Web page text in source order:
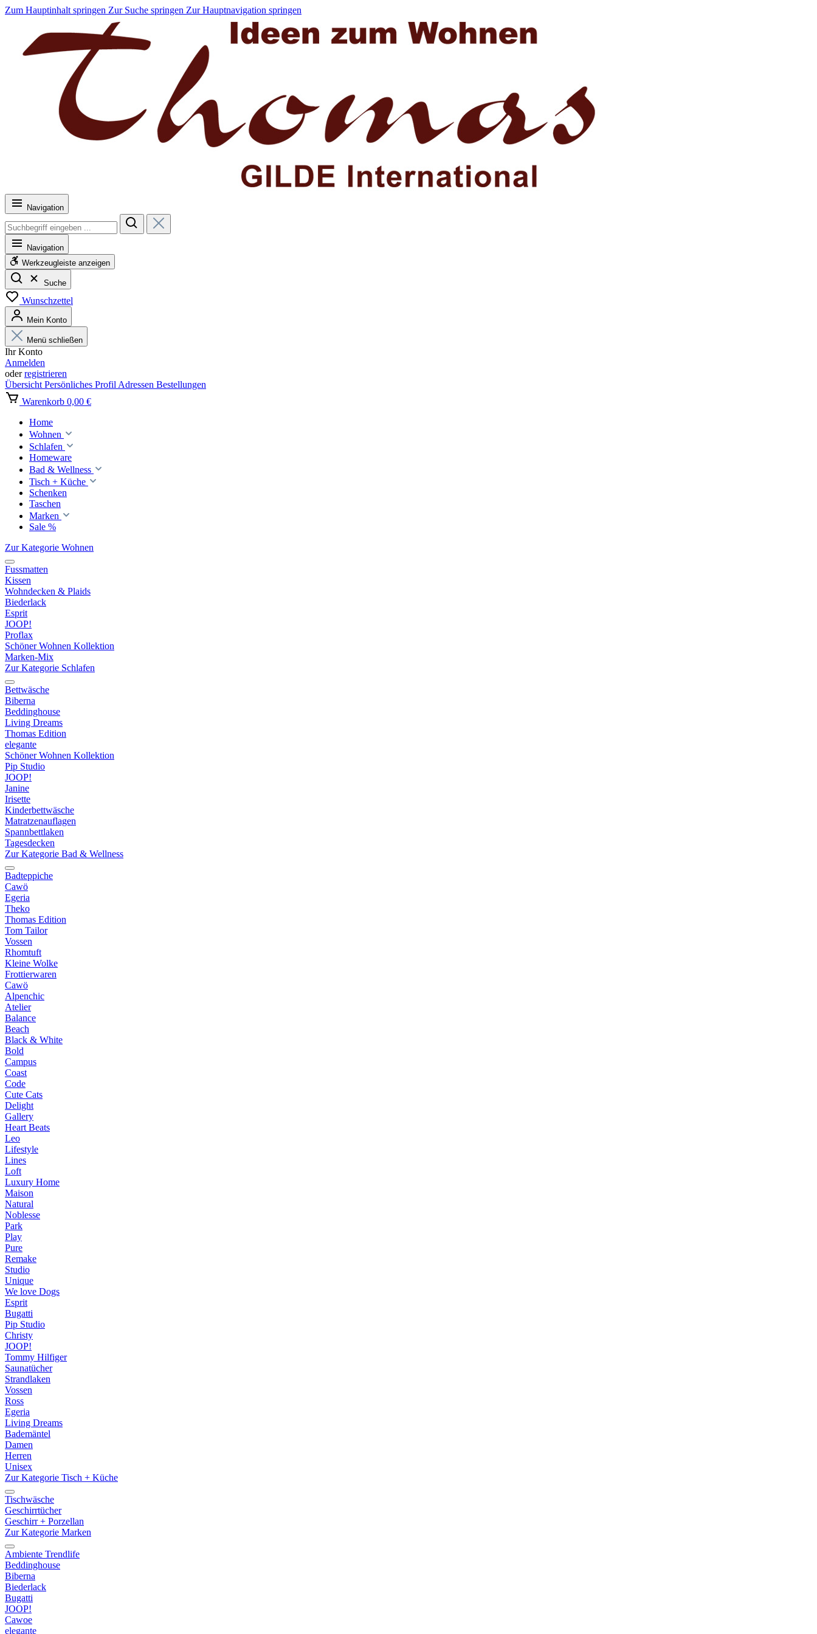
Zum Hauptinhalt springen Zur Suche springen Zur Hauptnavigation springen
Navigation
Navigation
Werkzeugleiste anzeigen
Suche
Wunschzettel
Mein Konto
Menü schließen
Ihr Konto
Anmelden
oderregistrieren
Übersicht Persönliches Profil Adressen Bestellungen
Warenkorb 0,00 €
Home
Wohnen
Schlafen
Homeware
Bad & Wellness
Tisch + Küche
Schenken
Taschen
Marken
Sale %
Zur Kategorie Wohnen
Fussmatten
Kissen
Wohndecken & Plaids
Biederlack
Esprit
JOOP!
Proflax
Schöner Wohnen Kollektion
Marken-Mix
Zur Kategorie Schlafen
Bettwäsche
Biberna
Beddinghouse
Living Dreams
Thomas Edition
elegante
Schöner Wohnen Kollektion
Pip Studio
JOOP!
Janine
Irisette
Kinderbettwäsche
Matratzenauflagen
Spannbettlaken
Tagesdecken
Zur Kategorie Bad & Wellness
Badteppiche
Cawö
Egeria
Theko
Thomas Edition
Tom Tailor
Vossen
Rhomtuft
Kleine Wolke
Frottierwaren
Cawö
Alpenchic
Atelier
Balance
Beach
Black & White
Bold
Campus
Coast
Code
Cute Cats
Delight
Gallery
Heart Beats
Leo
Lifestyle
Lines
Loft
Luxury Home
Maison
Natural
Noblesse
Park
Play
Pure
Remake
Studio
Unique
We love Dogs
Esprit
Bugatti
Pip Studio
Christy
JOOP!
Tommy Hilfiger
Saunatücher
Strandlaken
Vossen
Ross
Egeria
Living Dreams
Bademäntel
Damen
Herren
Unisex
Zur Kategorie Tisch + Küche
Tischwäsche
Geschirrtücher
Geschirr + Porzellan
Zur Kategorie Marken
Ambiente Trendlife
Beddinghouse
Biberna
Biederlack
Bugatti
JOOP!
Cawoe
elegante